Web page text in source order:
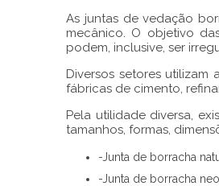
As juntas de vedação
mecânico. O objetivo
podem, inclusive, ser
Diversos setores utilizam
fábricas de cimento,
Pela utilidade diversa,
tamanhos, formas,
-Junta de borracha
-Junta de borracha